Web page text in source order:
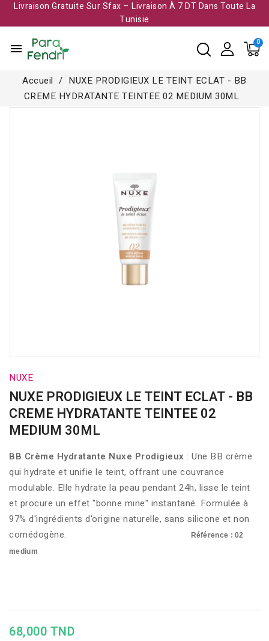
Livraison Gratuite Sur Sfax – Livraison À 7 DT Dans Toute La
Tunisie​
menu
Accueil
NUXE PRODIGIEUX LE TEINT ECLAT - BB
CREME HYDRATANTE TEINTEE 02 MEDIUM 30ML
NUXE
NUXE PRODIGIEUX LE TEINT ECLAT - BB
CREME HYDRATANTE TEINTEE 02
MEDIUM 30ML
BB Crème Hydratante Nuxe Prodigieux : Une BB crème
qui hydrate et unifie le teint, offrant une couvrance
modulable. Elle hydrate la peau pendant 24h, lisse le teint
et procure un effet "bonne mine" instantané. Formulée à
97% d'ingrédients d'origine naturelle, sans silicone et non
comédogène.
Référence : 02
medium
68,000 TND